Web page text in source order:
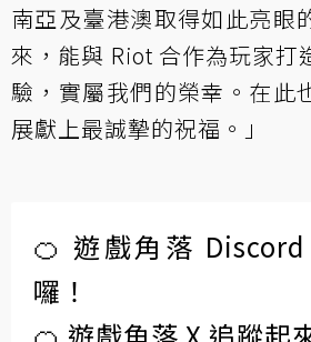
南亞及臺港澳取得如此亮眼
來，能與 Riot 合作為玩家打
驗，實屬我們的榮幸。在此
展獻上最誠摯的祝福。」
🍊 遊戲角落
囉！